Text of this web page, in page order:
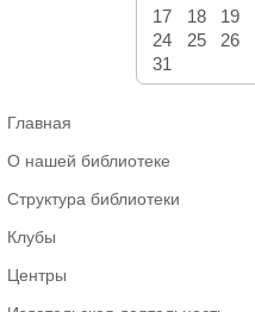
17
18 19
24
25 26
31
Главная
О нашей библиотеке
Структура библиотеки
Клубы
Центры